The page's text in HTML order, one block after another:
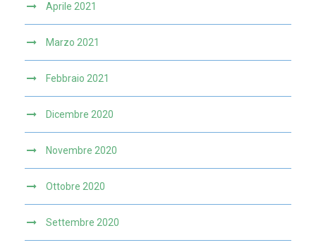
Aprile 2021
Marzo 2021
Febbraio 2021
Dicembre 2020
Novembre 2020
Ottobre 2020
Settembre 2020